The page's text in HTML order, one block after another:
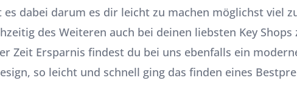
es dabei darum es dir leicht zu machen möglichst viel
des Weiteren auch bei deinen liebsten Key Shops
Zeit Ersparnis findest du bei uns ebenfalls ein
so leicht und schnell ging das finden eines